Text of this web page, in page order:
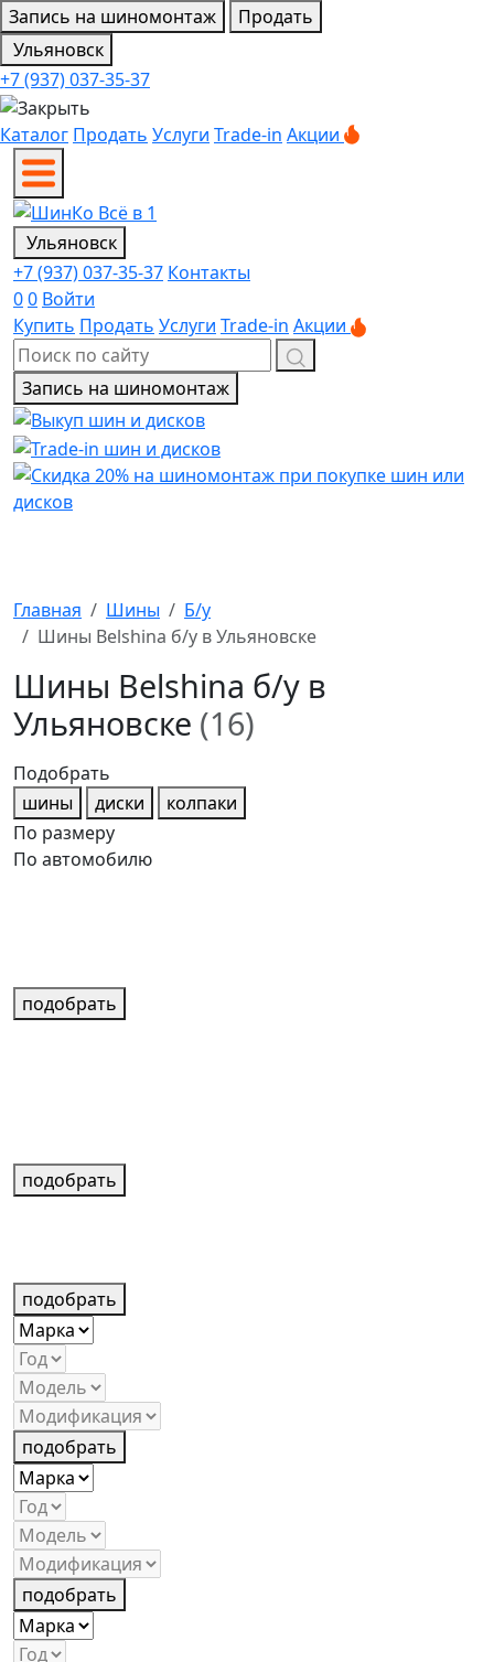
Запись на шиномонтаж
Продать
Ульяновск
+7 (937) 037-35-37
Каталог Продать Услуги Trade-in Акции
Ульяновск
+7 (937) 037-35-37 Контакты
00 Войти
Купить Продать Услуги Trade-in Акции
Запись на шиномонтаж
Главная Шины
Б/у
Шины Belshina б/у в Ульяновске
Шины Belshina б/у в
Ульяновске (16)
Подобрать
шины
диски
колпаки
По размеру
По автомобилю
подобрать
подобрать
подобрать
подобрать
подобрать